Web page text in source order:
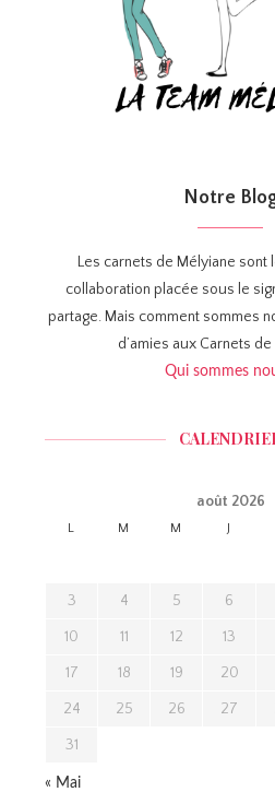
Notre
Les carnets de Mélyiane sont
collaboration placée sous le
partage. Mais comment sommes
d’amies aux Carnets
Qui sommes
août 2026
L M M J
3 4 5 6
10 11 12 13
17 18 19 20
24 25 26 27
31
« Mai